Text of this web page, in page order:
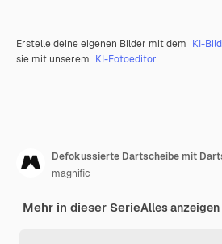
Erstelle deine eigenen Bilder mit dem KI-
sie mit unserem KI-Fotoeditor.
Defokussierte Dartscheibe mit
magnific
Mehr in dieser SerieAlles anzeigen